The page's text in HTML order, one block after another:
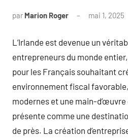
par Marion Roger mai 1, 2025
L’Irlande est devenue un
entrepreneurs du monde
pour les Français souhaitant
environnement fiscal
modernes et une main-d’œuvre
présente comme une
de près. La création